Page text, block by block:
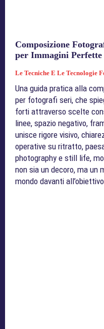
Composizione
per Immagini Perfette
Le Tecniche E Le Tecnologie
Una guida pratica alla
per fotografi seri, che
forti attraverso scelte
linee, spazio negativo,
unisce rigore visivo,
operative su ritratto,
photography e still life,
non sia un decoro, ma un
mondo davanti